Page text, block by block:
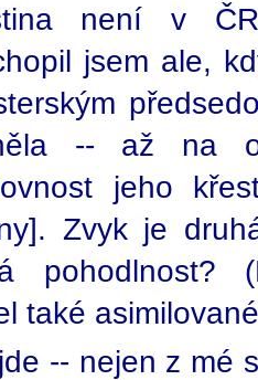
není v
jsem ale,
-- až na
jeho
Zvyk je
pohodlnost?
také
-- nejen z mé